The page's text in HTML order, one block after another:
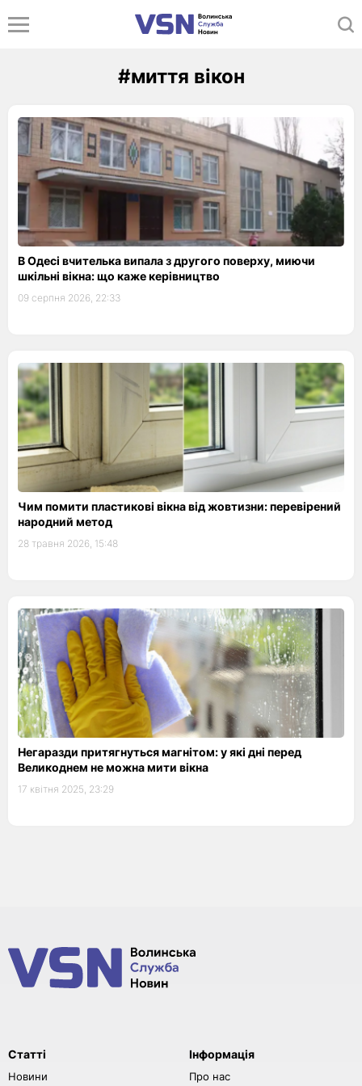
#миття вікон
В Одесі вчителька випала з другого поверху, миючи
шкільні вікна: що каже керівництво
09 серпня 2026, 22:33
Чим помити пластикові вікна від жовтизни: перевірений
народний метод
28 травня 2026, 15:48
Негаразди притягнуться магнітом: у які дні перед
Великоднем не можна мити вікна
17 квітня 2025, 23:29
Статті
Новини
Інформація
Про нас